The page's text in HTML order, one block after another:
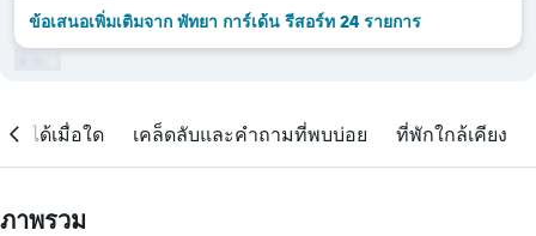
ข้อเสนอเพิ่มเติมจาก พัทยา การ์เด้น รีสอร์ท 24 รายการ
องได้เมื่อใด เคล็ดลับและคำถามที่พบบ่อย ที่พักใกล้เคียง
ภาพรวม